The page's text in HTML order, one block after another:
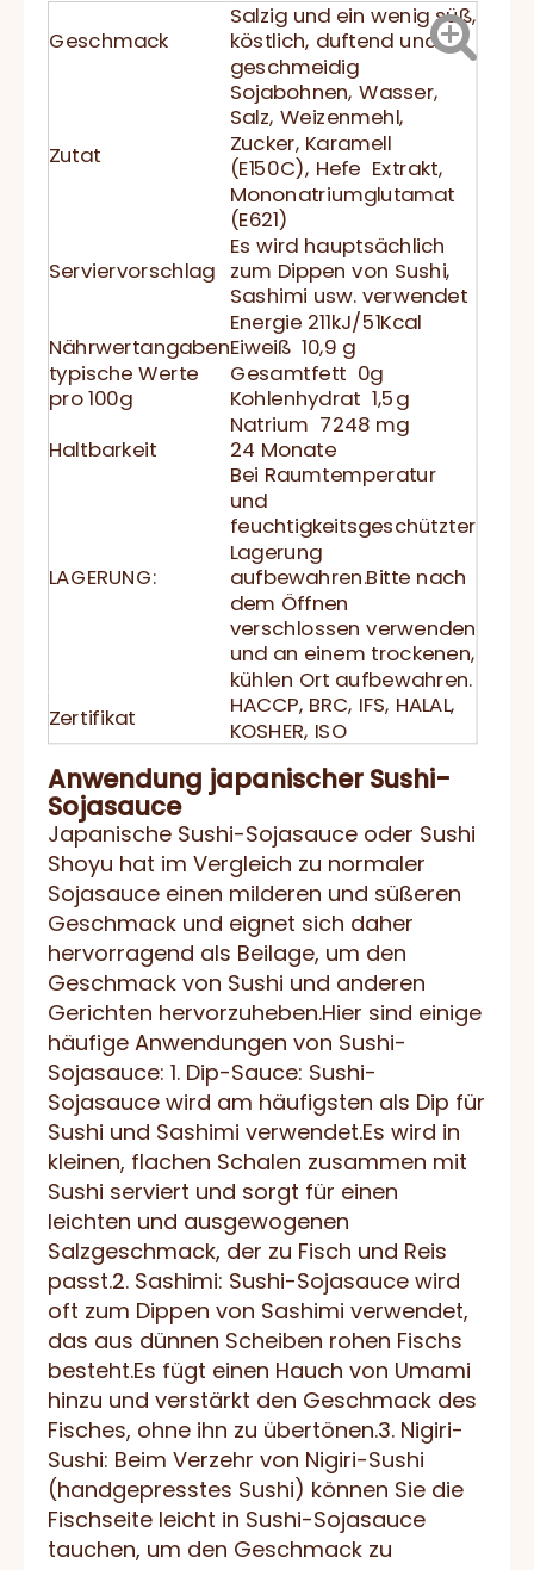
Geschmack
Salzig und ein wenig süß,
köstlich, duftend und
geschmeidig
Zutat
Sojabohnen, Wasser,
Salz, Weizenmehl,
Zucker, Karamell
(E150C), Hefe Extrakt,
Mononatriumglutamat
(E621)
Serviervorschlag
Es wird hauptsächlich
zum Dippen von Sushi,
Sashimi usw. verwendet
Nährwertangaben
typische Werte
pro 100g
Energie 211kJ/51Kcal
Eiweiß 10,9 g
Gesamtfett 0g
Kohlenhydrat 1,5g
Natrium 7248 mg
Haltbarkeit
24 Monate
LAGERUNG:
Bei Raumtemperatur
und
feuchtigkeitsgeschützter
Lagerung
aufbewahren.Bitte nach
dem Öffnen
verschlossen verwenden
und an einem trockenen,
kühlen Ort aufbewahren.
Zertifikat
HACCP, BRC, IFS, HALAL,
KOSHER, ISO
Anwendung japanischer Sushi-
Sojasauce
Japanische Sushi-Sojasauce oder Sushi
Shoyu hat im Vergleich zu normaler
Sojasauce einen milderen und süßeren
Geschmack und eignet sich daher
hervorragend als Beilage, um den
Geschmack von Sushi und anderen
Gerichten hervorzuheben.Hier sind einige
häufige Anwendungen von Sushi-
Sojasauce: 1. Dip-Sauce: Sushi-
Sojasauce wird am häufigsten als Dip für
Sushi und Sashimi verwendet.Es wird in
kleinen, flachen Schalen zusammen mit
Sushi serviert und sorgt für einen
leichten und ausgewogenen
Salzgeschmack, der zu Fisch und Reis
passt.2. Sashimi: Sushi-Sojasauce wird
oft zum Dippen von Sashimi verwendet,
das aus dünnen Scheiben rohen Fischs
besteht.Es fügt einen Hauch von Umami
hinzu und verstärkt den Geschmack des
Fisches, ohne ihn zu übertönen.3. Nigiri-
Sushi: Beim Verzehr von Nigiri-Sushi
(handgepresstes Sushi) können Sie die
Fischseite leicht in Sushi-Sojasauce
tauchen, um den Geschmack zu